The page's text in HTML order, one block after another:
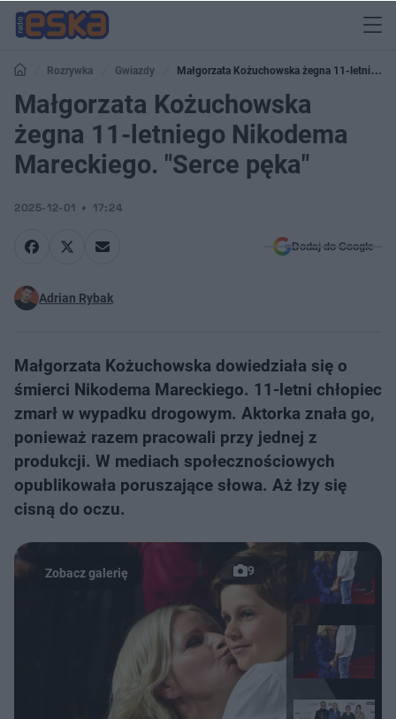
Rozrywka Gwiazdy
Małgorzata Kożuchowska żegna 11-letniego
Nikodema Mareckiego. "Serce pęka"
Małgorzata Kożuchowska
żegna 11-letniego Nikodema
Mareckiego. "Serce pęka"
2025-12-01 17:24
Dodaj do Google
Adrian Rybak
Małgorzata Kożuchowska dowiedziała się o
śmierci Nikodema Mareckiego. 11-letni chłopiec
zmarł w wypadku drogowym. Aktorka znała go,
ponieważ razem pracowali przy jednej z
produkcji. W mediach społecznościowych
opublikowała poruszające słowa. Aż łzy się
cisną do oczu.
9